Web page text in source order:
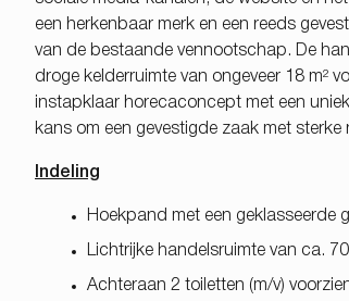
een herkenbaar merk en een reeds
van de bestaande vennootschap. De
droge kelderruimte van ongeveer 18 m²
instapklaar horecaconcept met een
kans om een gevestigde zaak met
Indeling
Hoekpand met een geklasseerde
Lichtrijke handelsruimte van ca.
Achteraan 2 toiletten (m/v)